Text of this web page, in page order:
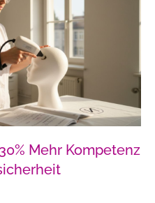
Mehr Kompetenz